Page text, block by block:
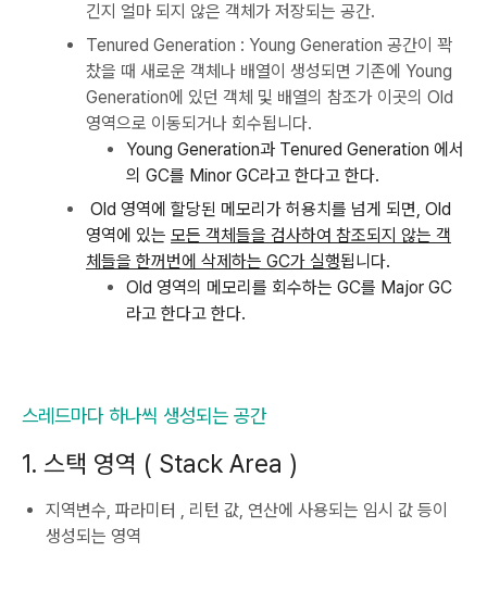
긴지 얼마 되지 않은 객체가 저장되는 공간.
Tenured Generation : Young Generation 공간이 꽉
찼을 때 새로운 객체나 배열이 생성되면 기존에 Young
Generation에 있던 객체 및 배열의 참조가 이곳의 Old
영역으로 이동되거나 회수됩니다.
Young Generation과 Tenured Generation 에서
의 GC를 Minor GC라고 한다고 한다.
Old 영역에 할당된 메모리가 허용치를 넘게 되면, Old
영역에 있는 모든 객체들을 검사하여 참조되지 않는 객
체들을 한꺼번에 삭제하는 GC가 실행됩니다.
Old 영역의 메모리를 회수하는 GC를 Major GC
라고 한다고 한다.
스레드마다 하나씩 생성되는 공간
1. 스택 영역 ( Stack Area )
지역변수, 파라미터 , 리턴 값, 연산에 사용되는 임시 값 등이
생성되는 영역